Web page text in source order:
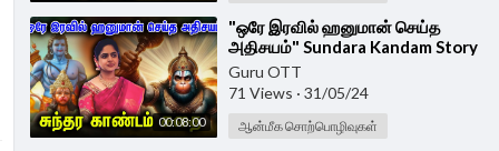
00:08:00
⁣"ஒரே இரவில் ஹனுமான் செய்த
அதிசயம்" Sundara Kandam Story
in Tamil by Divya Iyer | Anjaneyar
Stories
Guru OTT
71 Views · 31/05/24
ஆன்மீக சொற்பொழிவுகள்